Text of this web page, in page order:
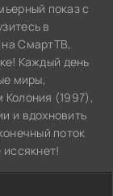
показ с
в
СмартТВ,
Каждый день
миры,
Колония (1997),
и вдохновить
поток